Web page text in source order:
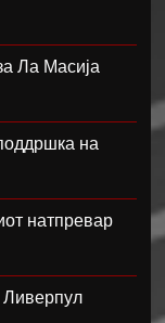
Ла Масија
на
натпревар
Ливерпул